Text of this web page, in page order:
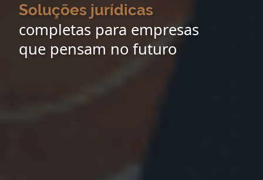
Soluções jurídicas
completas para empresas
que pensam no futuro